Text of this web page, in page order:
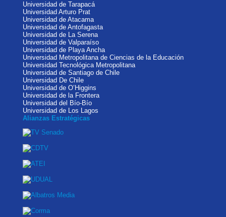
Universidad de Tarapacá
Universidad Arturo Prat
Universidad de Atacama
Universidad de Antofagasta
Universidad de La Serena
Universidad de Valparaíso
Universidad de Playa Ancha
Universidad Metropolitana de Ciencias de la Educación
Universidad Tecnológica Metropolitana
Universidad de Santiago de Chile
Universidad De Chile
Universidad de O’Higgins
Universidad de la Frontera
Universidad del Bío-Bío
Universidad de Los Lagos
Alianzas Estratégicas